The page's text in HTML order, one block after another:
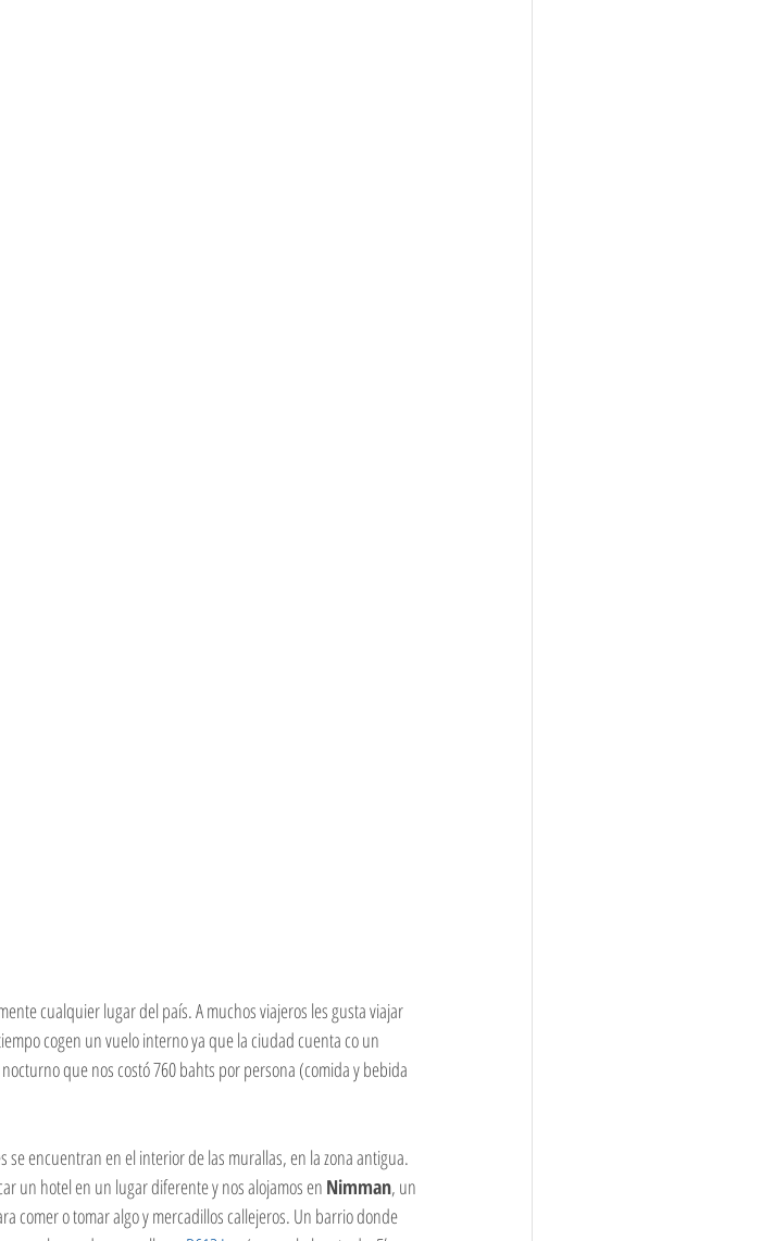
cualquier lugar del país. A muchos viajeros les gusta viajar
cogen un vuelo interno ya que la ciudad cuenta co un
que nos costó 760 bahts por persona (comida y bebida
se encuentran en el interior de las murallas, en la zona antigua.
un hotel en un lugar diferente y nos alojamos en Nimman, un
comer o tomar algo y mercadillos callejeros. Un barrio donde